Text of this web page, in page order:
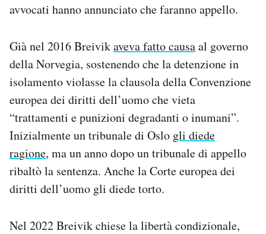
avvocati hanno annunciato che faranno appello.
Già nel 2016 Breivikaveva fatto causaal governo
della Norvegia, sostenendo che la detenzione in
isolamento violasse la clausola della Convenzione
europea dei diritti dell’uomo che vieta
“trattamenti e punizioni degradanti o inumani”.
Inizialmente un tribunale di Oslo gli diede
ragione, ma un anno dopo un tribunale di appello
ribaltò la sentenza. Anche la Corte europea dei
diritti dell’uomo gli diede torto.
Nel 2022 Breivik chiese la libertà condizionale,